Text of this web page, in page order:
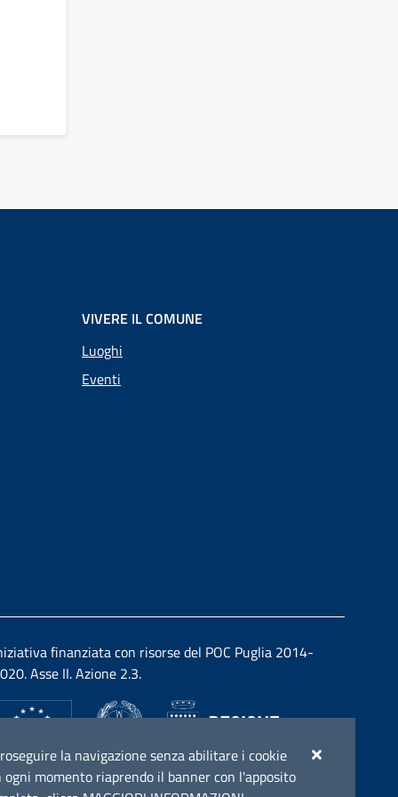
la navigazione senza abilitare i cookie
momento riaprendo il banner con l'apposito
VIVERE IL COMUNE
Luoghi
Eventi
finanziata con risorse del POC Puglia 2014-
Asse II. Azione 2.3.